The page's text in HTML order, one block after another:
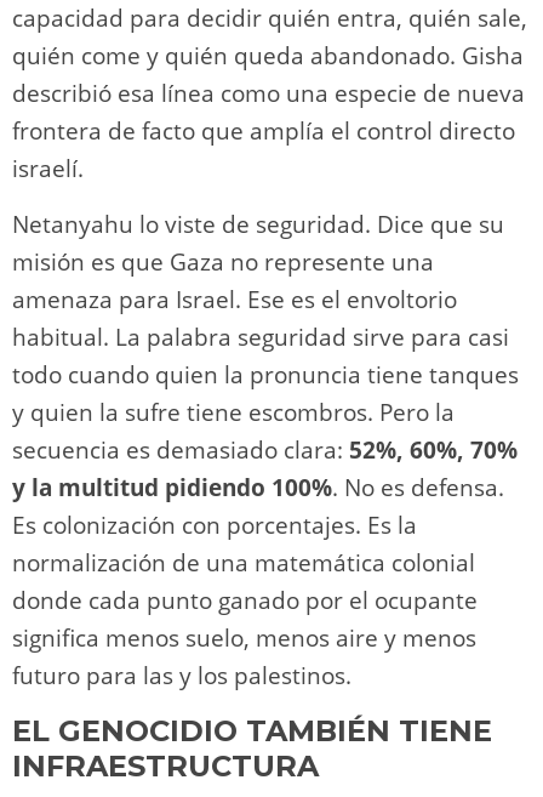
capacidad para decidir quién entra, quién sale,
quién come y quién queda abandonado. Gisha
describió esa línea como una especie de nueva
frontera de facto que amplía el control directo
israelí.
Netanyahu lo viste de seguridad. Dice que su
misión es que Gaza no represente una
amenaza para Israel. Ese es el envoltorio
habitual. La palabra seguridad sirve para casi
todo cuando quien la pronuncia tiene tanques
y quien la sufre tiene escombros. Pero la
secuencia es demasiado clara: 52%, 60%, 70%
y la multitud pidiendo 100%. No es defensa.
Es colonización con porcentajes. Es la
normalización de una matemática colonial
donde cada punto ganado por el ocupante
significa menos suelo, menos aire y menos
futuro para las y los palestinos.
EL GENOCIDIO TAMBIÉN TIENE
INFRAESTRUCTURA